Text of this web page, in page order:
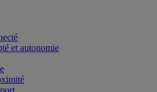
et autonomie